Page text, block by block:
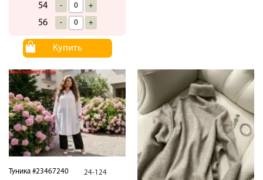
54 - +
56 - +
Купить
Туника #23467240 24-124